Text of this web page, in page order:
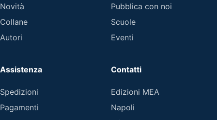
Novità
Collane
Autori
Pubblica con noi
Scuole
Eventi
Assistenza
Spedizioni
Pagamenti
Contatti
Edizioni MEA
Napoli